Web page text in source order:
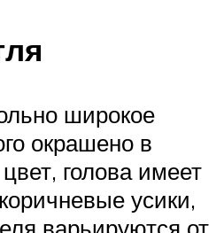
широкое
окрашено в
голова имеет
усики,